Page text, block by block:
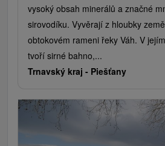
vysoký obsah minerálů a značné
sirovodíku. Vyvěrají z hloubky
obtokovém rameni řeky Váh. V
tvoří sirné bahno,...
Trnavský kraj - Piešťany